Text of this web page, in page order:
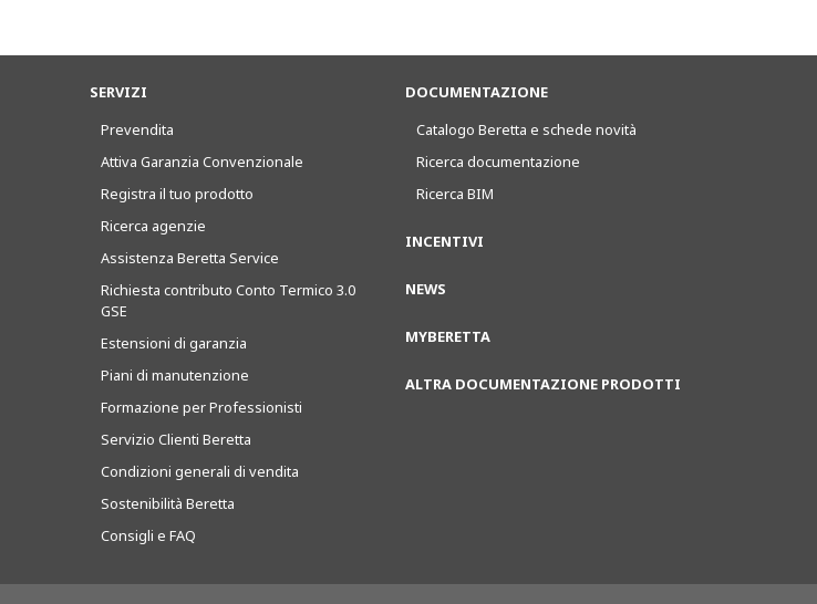
SERVIZI
Prevendita
Attiva Garanzia Convenzionale
Registra il tuo prodotto
Ricerca agenzie
Assistenza Beretta Service
Richiesta contributo Conto Termico 3.0
GSE
Estensioni di garanzia
Piani di manutenzione
Formazione per Professionisti
Servizio Clienti Beretta
Condizioni generali di vendita
Sostenibilità Beretta
Consigli e FAQ
DOCUMENTAZIONE
Catalogo Beretta e schede novità
Ricerca documentazione
Ricerca BIM
INCENTIVI
NEWS
MYBERETTA
ALTRA DOCUMENTAZIONE PRODOTTI